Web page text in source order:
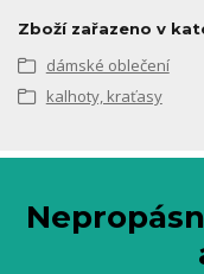
Zboží zařazeno v
dámské oblečení
kalhoty, kraťasy